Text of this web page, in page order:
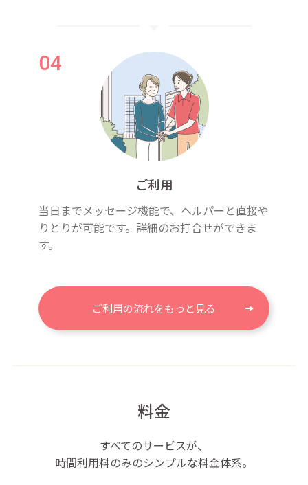
ご利用
当日までメッセージ機能で、ヘルパーと直接や
りとりが可能です。詳細のお打合せができま
す。
ご利用の流れをもっと見る
料金
すべてのサービスが、
時間利用料のみのシンプルな料金体系。